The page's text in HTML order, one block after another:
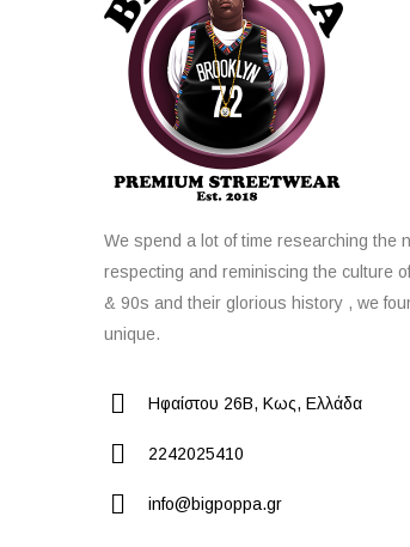
We spend a lot of time researching the
respecting and reminiscing the culture
& 90s and their glorious history , we
unique.
Ηφαίστου 26Β, Κως, Ελλάδα
2242025410
info@bigpoppa.gr